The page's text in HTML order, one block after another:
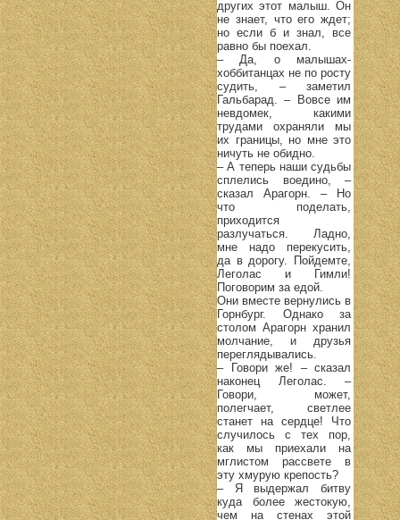
других этот малыш. Он
не знает, что его ждет;
но если б и знал, все
равно бы поехал.
– Да, о малышах-
хоббитанцах не по росту
судить, – заметил
Гальбарад. – Вовсе им
невдомек, какими
трудами охраняли мы
их границы, но мне это
ничуть не обидно.
– А теперь наши судьбы
сплелись воедино, –
сказал Арагорн. – Но
что поделать,
приходится
разлучаться. Ладно,
мне надо перекусить,
да в дорогу. Пойдемте,
Леголас и Гимли!
Поговорим за едой.
Они вместе вернулись в
Горнбург. Однако за
столом Арагорн хранил
молчание, и друзья
переглядывались.
– Говори же! – сказал
наконец Леголас. –
Говори, может,
полегчает, светлее
станет на сердце! Что
случилось с тех пор,
как мы приехали на
мглистом рассвете в
эту хмурую крепость?
– Я выдержал битву
куда более жестокую,
чем на стенах этой